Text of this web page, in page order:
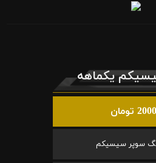
یکماهه
تومان
سوپر سیسیکم